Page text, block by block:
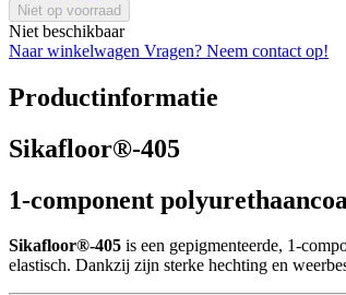
Niet op voorraad
Niet beschikbaar
Naar winkelwagen Vragen? Neem contact op!
Productinformatie
Sikafloor®-405
1-component
Sikafloor®-405 is een gepigmenteerde, 1-
elastisch. Dankzij zijn sterke hechting en